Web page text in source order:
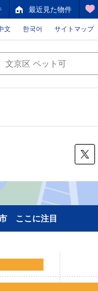
最近見た物件
文 한국어 サイトマップ
ここに注目